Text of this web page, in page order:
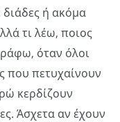
διάδες ή ακόμα
τι λέω, ποιος
όταν όλοι
που πετυχαίνουν
κερδίζουν
Άσχετα αν έχουν